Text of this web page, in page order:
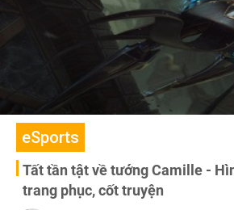
eSports
Tất tần tật về tướng Camille -
trang phục, cốt truyện